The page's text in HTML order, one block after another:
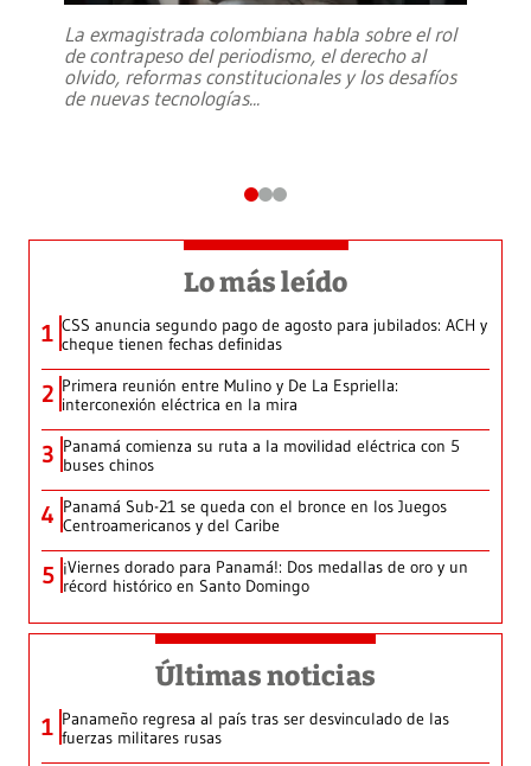
La exmagistrada colombiana habla sobre el rol
de contrapeso del periodismo, el derecho al
olvido, reformas constitucionales y los desafíos
de nuevas tecnologías...
Lo más leído
1 CSS anuncia segundo pago de agosto para jubilados: ACH y
cheque tienen fechas definidas
2 Primera reunión entre Mulino y De La Espriella:
interconexión eléctrica en la mira
3 Panamá comienza su ruta a la movilidad eléctrica con 5
buses chinos
4 Panamá Sub-21 se queda con el bronce en los Juegos
Centroamericanos y del Caribe
5 ¡Viernes dorado para Panamá!: Dos medallas de oro y un
récord histórico en Santo Domingo
Últimas noticias
1 Panameño regresa al país tras ser desvinculado de las
fuerzas militares rusas